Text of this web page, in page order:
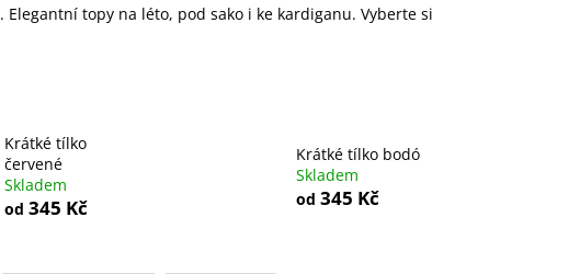
topy na léto, pod sako i ke kardiganu. Vyberte si
Krátké tílko
červené
Skladem
od 345 Kč
Krátké tílko bodó
Skladem
od 345 Kč